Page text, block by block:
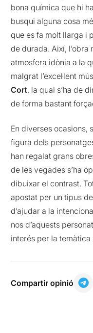
bona química que hi
busqui alguna cosa
que es fa molt llarga i
de durada. Així, l’obra
atmosfera idònia a la
malgrat l’excel·lent
Cort, la qual s’ha de
de forma bastant
En diverses ocasions,
figura dels
han regalat grans
de les vegades s’ha
dibuixar el contrast.
apostat per un tipus
d’ajudar a la
nos d’aquests
interés per la temàtica
Compartir opinió